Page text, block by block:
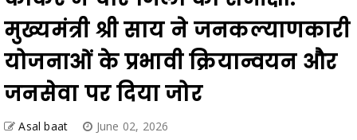
योजनाओं के प्रभावी क्रियान्वयन और
जनसेवा पर दिया जोर
Asal baat June 02, 2026